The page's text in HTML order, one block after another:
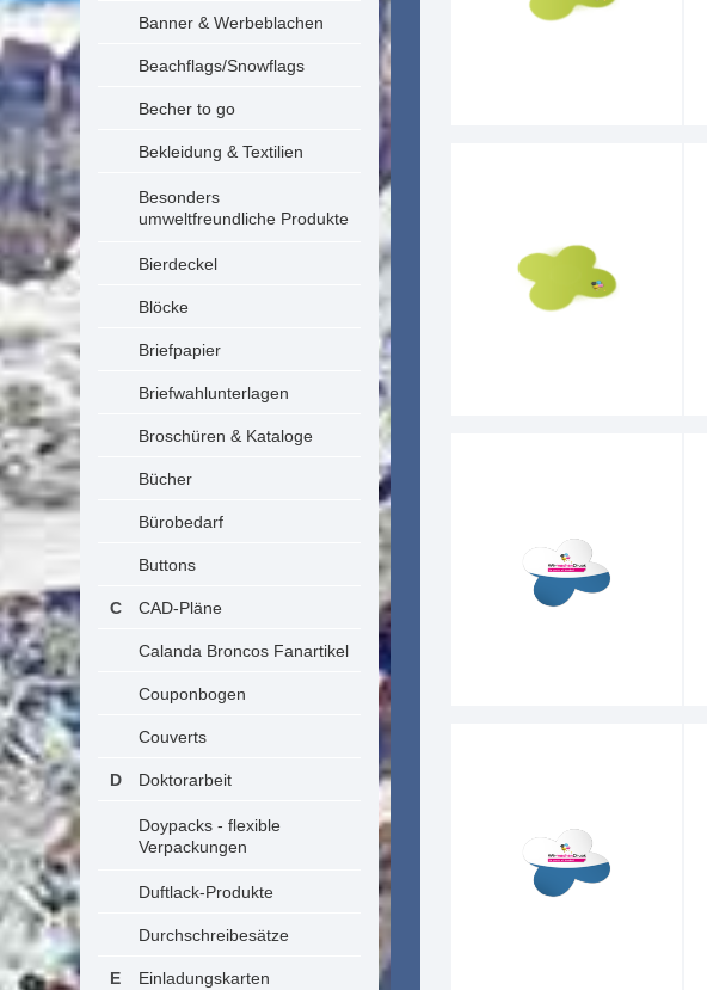
Banner & Werbeblachen
Beachflags/Snowflags
Becher to go
Bekleidung & Textilien
Besonders
umweltfreundliche Produkte
Bierdeckel
Blöcke
Briefpapier
Briefwahlunterlagen
Broschüren & Kataloge
Bücher
Bürobedarf
Buttons
CAD-Pläne
Calanda Broncos Fanartikel
Couponbogen
Couverts
Doktorarbeit
Doypacks - flexible
Verpackungen
Duftlack-Produkte
Durchschreibesätze
Einladungskarten